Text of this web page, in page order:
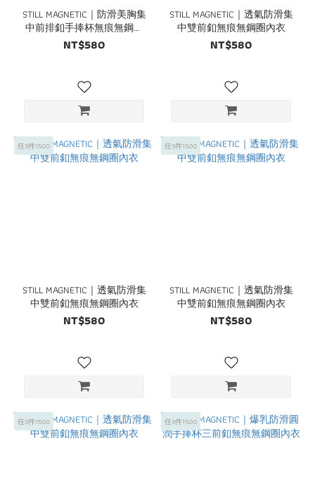
STILL MAGNETIC｜防滑美胸集
中前排釦手捧杯無痕無鋼圈
內衣
NT$580
STILL MAGNETIC｜透氣防滑集
中雙前釦無痕無鋼圈內衣
NT$580
任3件1500
STILL MAGNETIC｜透氣防滑集
中雙前釦無痕無鋼圈內衣
NT$580
任3件1500
STILL MAGNETIC｜透氣防滑集
中雙前釦無痕無鋼圈內衣
NT$580
任3件1500 任3件1500